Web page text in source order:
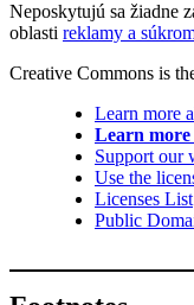
Neposkytujú sa žiadne
oblasti reklamy a
Creative Commons is
Learn more
Learn
Support our
Use the
Licenses List
Public